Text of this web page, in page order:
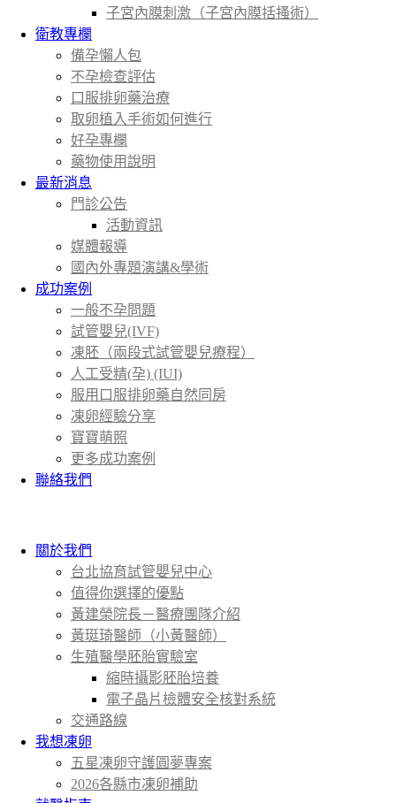
子宮內膜刺激（子宮內膜括搔術）
衛教專欄
備孕懶人包
不孕檢查評估
口服排卵藥治療
取卵植入手術如何進行
好孕專欄
藥物使用說明
最新消息
門診公告
活動資訊
媒體報導
國內外專題演講&學術
成功案例
一般不孕問題
試管嬰兒(IVF)
凍胚（兩段式試管嬰兒療程）
人工受精(孕) (IUI)
服用口服排卵藥自然同房
凍卵經驗分享
寶寶萌照
更多成功案例
聯絡我們
關於我們
台北協育試管嬰兒中心
值得你選擇的優點
黃建榮院長－醫療團隊介紹
黃珽琦醫師（小黃醫師）
生殖醫學胚胎實驗室
縮時攝影胚胎培養
電子晶片檢體安全核對系統
交通路線
我想凍卵
五星凍卵守護圓夢專案
2026各縣市凍卵補助